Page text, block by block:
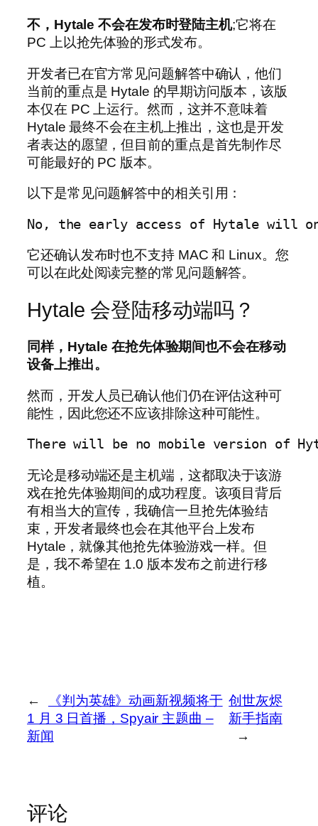
不，Hytale 不会在发布时登陆主机;它将在
PC 上以抢先体验的形式发布。
开发者已在官方常见问题解答中确认，他们
当前的重点是 Hytale 的早期访问版本，该版
本仅在 PC 上运行。然而，这并不意味着
Hytale 最终不会在主机上推出，这也是开发
者表达的愿望，但目前的重点是首先制作尽
可能最好的 PC 版本。
以下是常见问题解答中的相关引用：
No, the early access of Hytale will
它还确认发布时也不支持 MAC 和 Linux。您
可以在此处阅读完整的常见问题解答。
Hytale 会登陆移动端吗？
同样，Hytale 在抢先体验期间也不会在移动
设备上推出。
然而，开发人员已确认他们仍在评估这种可
能性，因此您还不应该排除这种可能性。
There will be no mobile version of
无论是移动端还是主机端，这都取决于该游
戏在抢先体验期间的成功程度。该项目背后
有相当大的宣传，我确信一旦抢先体验结
束，开发者最终也会在其他平台上发布
Hytale，就像其他抢先体验游戏一样。但
是，我不希望在 1.0 版本发布之前进行移
植。
←
《判为英雄》动画新视频将于
1 月 3 日首播，Spyair 主题曲 –
新闻
创世灰烬
新手指南
→
评论